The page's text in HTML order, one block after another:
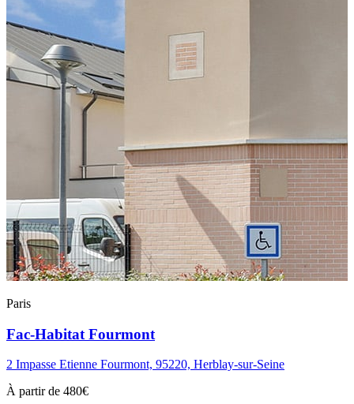
Paris
Fac-Habitat Fourmont
2 Impasse Etienne Fourmont, 95220, Herblay-sur-Seine
À partir de 480€